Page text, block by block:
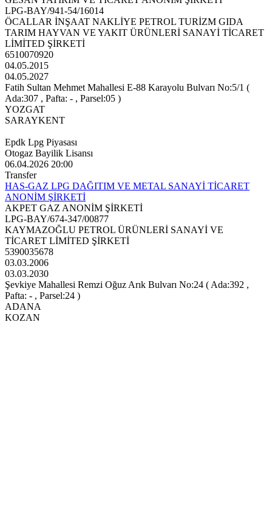
LPG-BAY/941-54/16014
ÖCALLAR İNŞAAT NAKLİYE PETROL TURİZM GIDA
TARIM HAYVAN VE YAKIT ÜRÜNLERİ SANAYİ TİCARET
LİMİTED ŞİRKETİ
6510070920
04.05.2015
04.05.2027
Fatih Sultan Mehmet Mahallesi E-88 Karayolu Bulvarı No:5/1 (
Ada:307 , Pafta: - , Parsel:05 )
YOZGAT
SARAYKENT
Epdk Lpg Piyasası
Otogaz Bayilik Lisansı
06.04.2026 20:00
Transfer
HAS-GAZ LPG DAĞITIM VE METAL SANAYİ TİCARET
ANONİM ŞİRKETİ
AKPET GAZ ANONİM ŞİRKETİ
LPG-BAY/674-347/00877
KAYMAZOĞLU PETROL ÜRÜNLERİ SANAYİ VE
TİCARET LİMİTED ŞİRKETİ
5390035678
03.03.2006
03.03.2030
Şevkiye Mahallesi Remzi Oğuz Arık Bulvarı No:24 ( Ada:392 ,
Pafta: - , Parsel:24 )
ADANA
KOZAN